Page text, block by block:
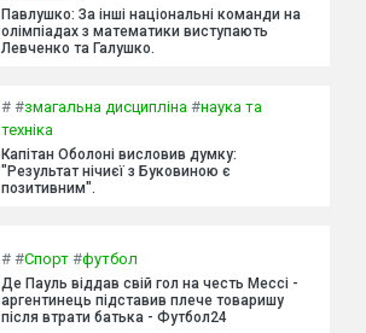
Павлушко: За інші національні команди на
олімпіадах з математики виступають
Левченко та Галушко.
# #змагальна дисципліна #наука та
техніка
Капітан Оболоні висловив думку:
"Результат нічиєї з Буковиною є
позитивним".
# #Спорт #футбол
Де Пауль віддав свій гол на честь Мессі -
аргентинець підставив плече товаришу
після втрати батька - Футбол24